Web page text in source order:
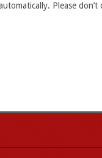
Please